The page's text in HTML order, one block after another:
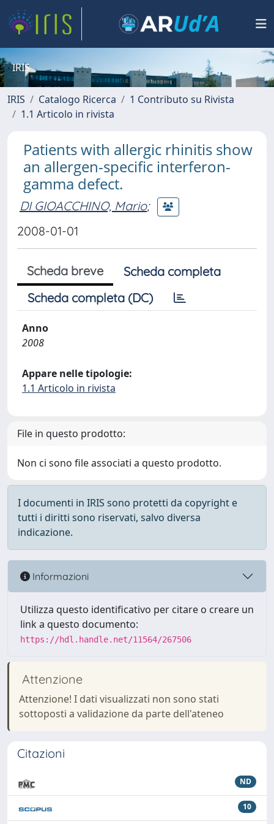
IRIS
IRIS Catalogo Ricerca
1 Contributo su Rivista
1.1 Articolo in rivista
Patients with allergic rhinitis show
an allergen-specific interferon-
gamma defect.
DI GIOACCHINO, Mario;
2008-01-01
Scheda breve
Scheda completa
Scheda completa (DC)
Anno
2008
Appare nelle tipologie:
1.1 Articolo in rivista
File in questo prodotto:
Non ci sono file associati a questo prodotto.
I documenti in IRIS sono protetti da copyright e
tutti i diritti sono riservati, salvo diversa
indicazione.
Informazioni
Utilizza questo identificativo per citare o creare un
link a questo documento:
https://hdl.handle.net/11564/267506
Attenzione
Attenzione! I dati visualizzati non sono stati
sottoposti a validazione da parte dell'ateneo
Citazioni
ND
10